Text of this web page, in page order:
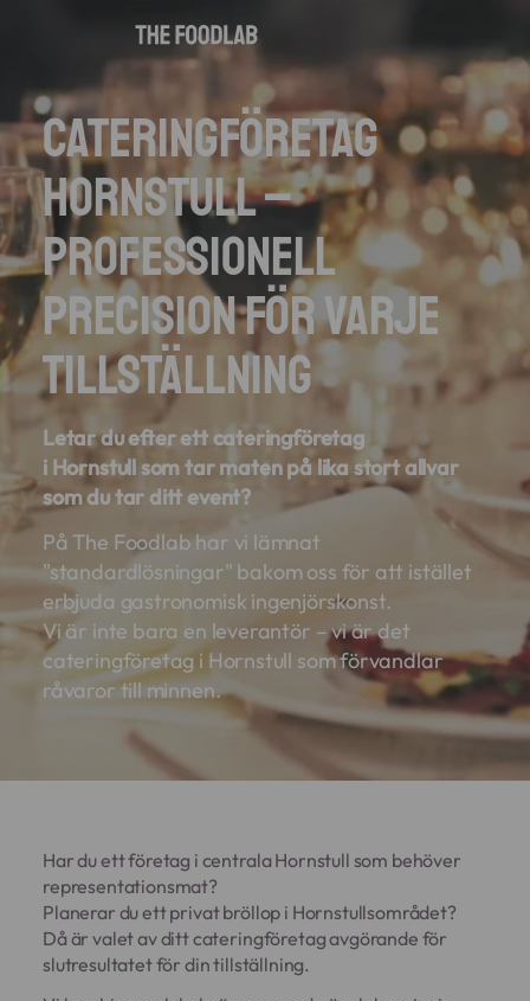
Cateringföretag
Hornstull –
Professionell
precision för varje
tillställning
Letar du efter ett cateringföretag
i Hornstullsom tar maten på lika stort allvar
som du tar ditt event?
På The Foodlab har vi lämnat
"standardlösningar" bakom oss för att istället
erbjuda gastronomisk ingenjörskonst.
Vi är inte bara en leverantör – vi är det
cateringföretag i Hornstull som förvandlar
råvaror till minnen.
Har du ett företag i centrala Hornstull som behöver
representationsmat?
Planerar du ett privat bröllop i Hornstullsområdet?
Då är valet av ditt cateringföretag avgörande för
slutresultatet för din tillställning.